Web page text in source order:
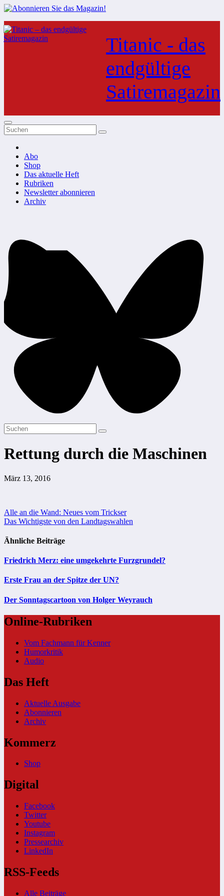
Zum
Inhalt
springen
Titanic - das
endgültige
Satiremagazin
Abo
Shop
Das aktuelle Heft
Rubriken
Newsletter abonnieren
Archiv
Rettung durch die Maschinen
März 13, 2016
Beitragsnavigation
Alle an die Wand: Neues vom Trickser
Das Wichtigste von den Landtagswahlen
Ähnliche Beiträge
Friedrich Merz: eine umgekehrte Furzgrundel?
Erste Frau an der Spitze der UN?
Der Sonntagscartoon von Holger Weyrauch
Online-Rubriken
Vom Fachmann für Kenner
Humorkritik
Audio
Das Heft
Aktuelle Ausgabe
Abonnieren
Archiv
Kommerz
Shop
Digital
Facebook
Twitter
Youtube
Instagram
Pressearchiv
LinkedIn
RSS-Feeds
Alle Beiträge